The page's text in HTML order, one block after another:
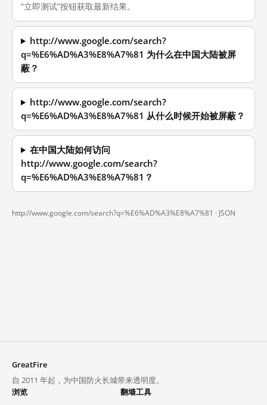
“立即测试”按钮获取最新结果。
http://www.google.com/search?
q=%E6%AD%A3%E8%A7%81 为什么在中国大陆被屏
蔽？
http://www.google.com/search?
q=%E6%AD%A3%E8%A7%81 从什么时候开始被屏蔽？
在中国大陆如何访问
http://www.google.com/search?
q=%E6%AD%A3%E8%A7%81？
http://www.google.com/search?q=%E6%AD%A3%E8%A7%81 · JSON
GreatFire
自 2011 年起，为中国防火长城带来透明度。
浏览
翻墙工具